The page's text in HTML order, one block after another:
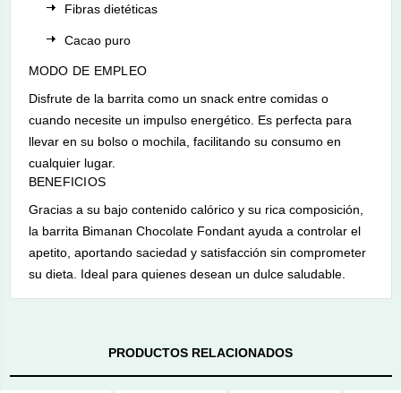
Fibras dietéticas
Cacao puro
MODO DE EMPLEO
Disfrute de la barrita como un snack entre comidas o
cuando necesite un impulso energético. Es perfecta para
llevar en su bolso o mochila, facilitando su consumo en
cualquier lugar.
BENEFICIOS
Gracias a su bajo contenido calórico y su rica composición,
la barrita Bimanan Chocolate Fondant ayuda a controlar el
apetito, aportando saciedad y satisfacción sin comprometer
su dieta. Ideal para quienes desean un dulce saludable.
PRODUCTOS RELACIONADOS